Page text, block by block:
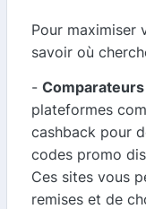
Pour maximiser
savoir où
-
plateformes
cashback pour
codes promo
Ces sites vous
remises et de